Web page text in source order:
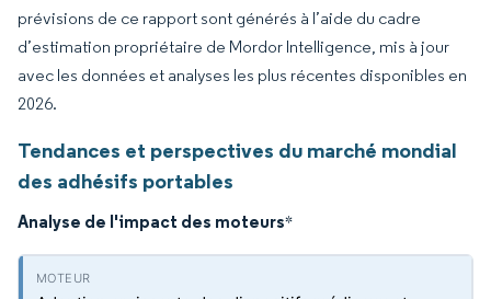
prévisions de ce rapport sont générés à l’aide du cadre
d’estimation propriétaire de Mordor Intelligence, mis à jour
avec les données et analyses les plus récentes disponibles en
2026.
Tendances et perspectives du marché mondial
des adhésifs portables
Analyse de l'impact des moteurs*